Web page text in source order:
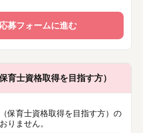
募フォームに進む
育士資格取得を目指す方）
保育士資格取得を目指す方）の
りません。